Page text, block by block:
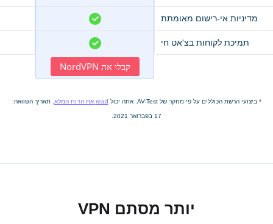
מדיניות אי-רישום מאומתת
תמיכת לקוחות בצ'אט חי
קבלו את NordVPN
* ביצועי הרשת הכוללים על פי מחקר של AV-Test. אתה יכול read את הדוח המלא . תאריך השוואה:
17 בפברואר 2021.
יותר מסתם VPN